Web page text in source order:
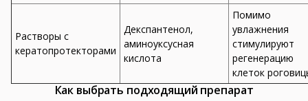
Растворы с
кератопротекторами
Декспантенол,
аминоуксусная
кислота
Помимо
увлажнения
стимулируют
регенерацию
клеток
Как выбрать подходящий препарат